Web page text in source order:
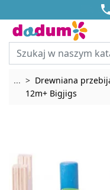

... Rozwiń breadcrumbs
Drewniana
12m+ Bigjigs